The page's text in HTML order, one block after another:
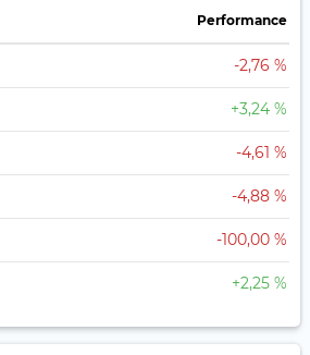
Performance
-2,76 %
+3,24 %
-4,61 %
-4,88 %
-100,00 %
+2,25 %